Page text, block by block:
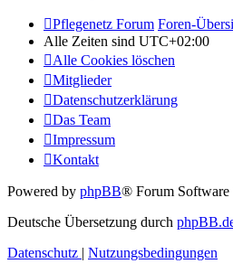
Pflegenetz Forum Foren-
Alle Zeiten sind UTC+02:00
Alle Cookies löschen
Mitglieder
Datenschutzerklärung
Das Team
Impressum
Kontakt
Powered by phpBB® Forum
Deutsche Übersetzung durch
Datenschutz
Nutzungsbedingungen